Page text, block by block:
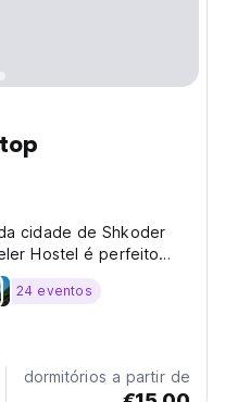
cidade de Shkoder
Hostel é perfeito
uma
translated from
24 eventos
dormitórios a partir de